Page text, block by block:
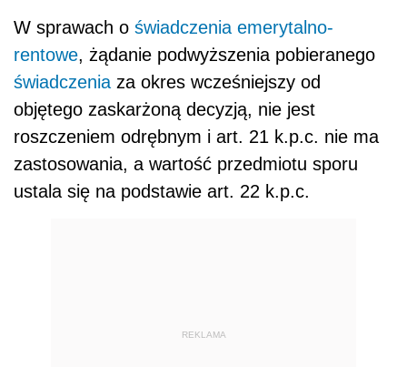
W sprawach o świadczenia emerytalno-
rentowe, żądanie podwyższenia pobieranego
świadczenia za okres wcześniejszy od
objętego zaskarżoną decyzją, nie jest
roszczeniem odrębnym i art. 21 k.p.c. nie ma
zastosowania, a wartość przedmiotu sporu
ustala się na podstawie art. 22 k.p.c.
REKLAMA